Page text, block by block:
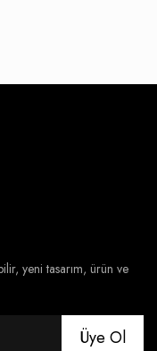
yeni tasarım, ürün ve
Üye Ol